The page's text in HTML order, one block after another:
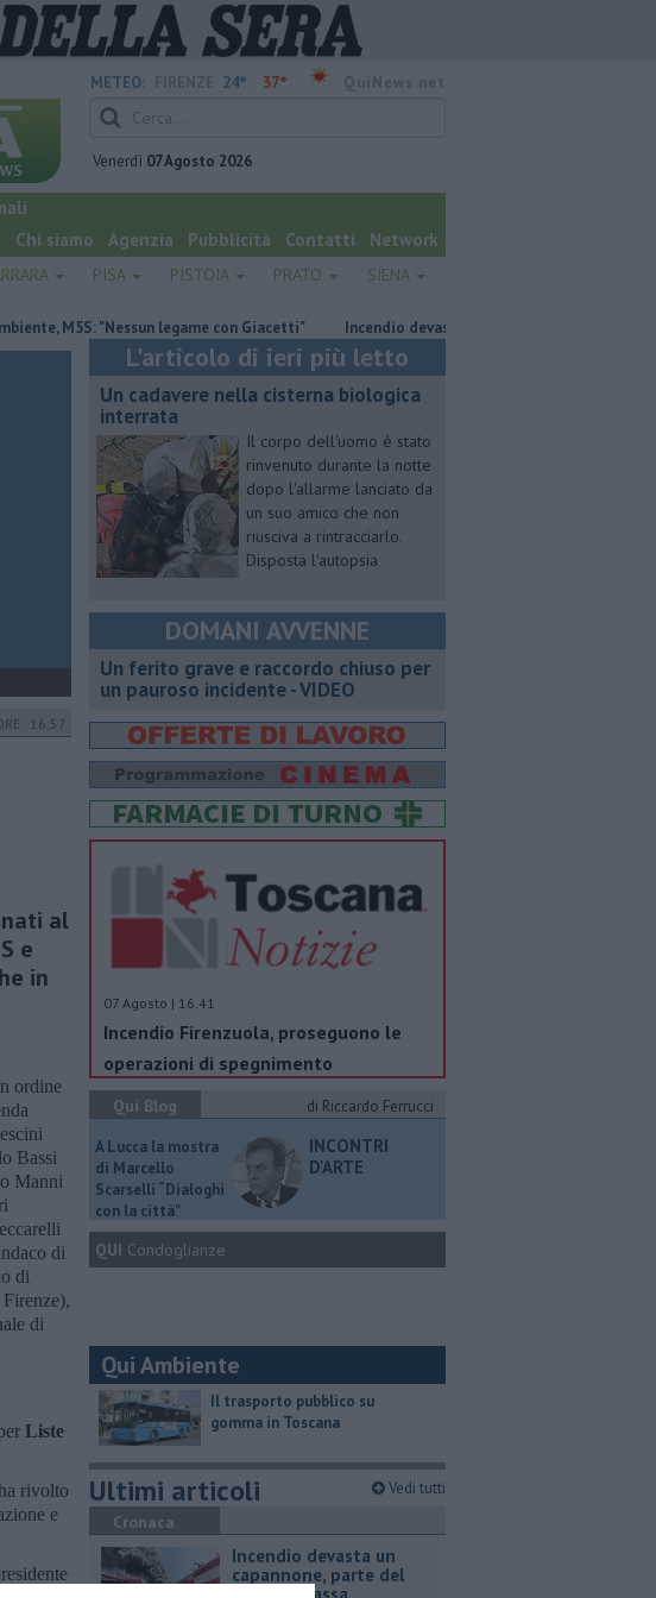
METEO: 24° 37°
Venerdì 07 Agosto 2026
Chi siamo
Agenzia Pubblicità Contatti Network
PISA PISTOIA PRATO SIENA
"Nessun legame con Giacetti" Incendio devasta un capannone, parte del tetto
16:57
al
e
in
ordine
Bassi
Manni
di
di
di
Liste
rivolto
e
L'articolo di ieri più letto
Un cadavere nella cisterna biologica
interrata
Il corpo dell'uomo è stato
rinvenuto durante la notte
dopo l'allarme lanciato da
un suo amico che non
riusciva a rintracciarlo.
Disposta l'autopsia
DOMANI AVVENNE
Un ferito grave e raccordo chiuso per
un pauroso incidente - VIDEO
07 Agosto | 16.41
Incendio Firenzuola, proseguono le
operazioni di spegnimento
Qui Blog
di Riccardo Ferrucci
A Lucca la mostra
di Marcello
Scarselli “Dialoghi
con la città"
INCONTRI
D'ARTE
QUI Condoglianze
Qui Ambiente
​Il trasporto pubblico su
gomma in Toscana
Ultimi articoli Vedi tutti
Cronaca
Incendio devasta un
capannone, parte del
tetto collassa